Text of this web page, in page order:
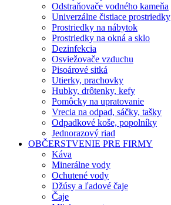
Odstraňovače vodného kameňa
Univerzálne čistiace prostriedky
Prostriedky na nábytok
Prostriedky na okná a sklo
Dezinfekcia
Osviežovače vzduchu
Pisoárové sitká
Utierky, prachovky
Hubky, drôtenky, kefy
Pomôcky na upratovanie
Vrecia na odpad, sáčky, tašky
Odpadkové koše, popolníky
Jednorazový riad
OBČERSTVENIE PRE FIRMY
Káva
Minerálne vody
Ochutené vody
Džúsy a ľadové čaje
Čaje